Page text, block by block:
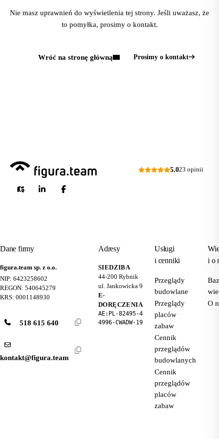
Nie masz uprawnień do wyświetlenia tej strony. Jeśli uważasz, że
to pomyłka, prosimy o kontakt.
Wróć na stronę główną Prosimy o kontakt
5.023 opinii
Dane firmy
figura.team sp. z o.o.
NIP: 6423258602
REGON: 540645279
KRS: 0001148930
518 615 640
kontakt@figura.team
Adresy
SIEDZIBA
44-200 Rybnik
ul. Jankowicka 9
E-
DORĘCZENIA
AE:PL-82495-4
4996-CWADW-19
Usługi
i cenniki
Przeglądy
budowlane
Przeglądy
placów
zabaw
Cennik
przeglądów
budowlanych
Cennik
przeglądów
placów
zabaw
i o
O